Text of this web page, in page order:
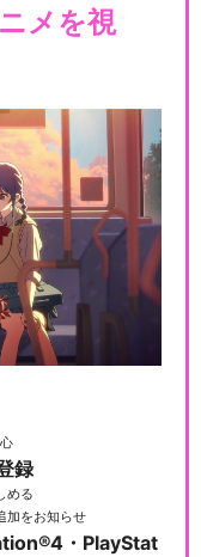
メを視
録
める
加をお知らせ
・PlayStat